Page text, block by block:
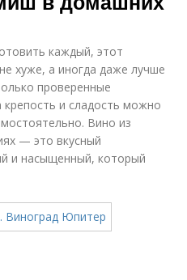
каждый, этот
хуже, а иногда даже лучше
проверенные
крепость и сладость можно
Вино из
— это вкусный
и насыщенный, который